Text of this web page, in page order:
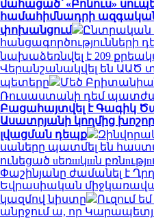
մահացած՝ «Բոնուս»
համահիմնադրի
փոխանցում
Ընտրական
հանցագործությունների
նախաձեռնվել է 209
Վերանշանակվել են ԱԱԾ
պետերը
Մեծ Բրիտանիան
Ռուսաստանի դեմ
Բացահայտվել է Գագիկ
Ասատրյանի կողմից
լվացման դեպք
սաները պատմել են
ունեցած uեռшկшն
Փաշինյանը ժամանել է
Եվրասիական
կազմով նիստը
Ուզում
անրջում ա, որ